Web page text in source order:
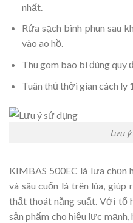
nhất.
Rửa sạch bình phun sau
vào ao hồ.
Thu gom bao bì đúng quy
Tuân thủ thời gian cách ly
Lưu ý
KIMBAS 500EC là lựa chọn
và sâu cuốn lá trên lúa, giúp
thất thoát năng suất. Với tổ
sản phẩm cho hiệu lực mạnh,